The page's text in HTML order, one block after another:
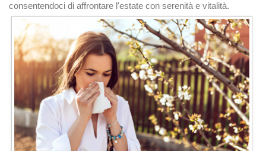
consentendoci di affrontare l'estate con serenità e vitalità.